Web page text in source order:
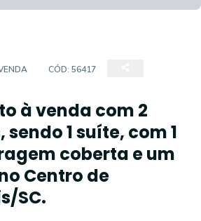
CÓD: 56417
à venda com 2
1 suíte, com 1
coberta e um
Centro de
SC.